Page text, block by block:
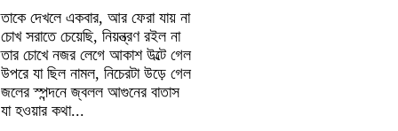
তাকে দেখলে একবার, আর ফেরা যায় না
চোখ সরাতে চেয়েছি, নিয়ন্ত্রণ রইল না
তার চোখে নজর লেগে আকাশ উল্টে গেল
উপরে যা ছিল নামল, নিচেরটা উড়ে গেল
জলের স্পন্দনে জ্বলল আগুনের বাতাস
যা হওয়ার কথা...